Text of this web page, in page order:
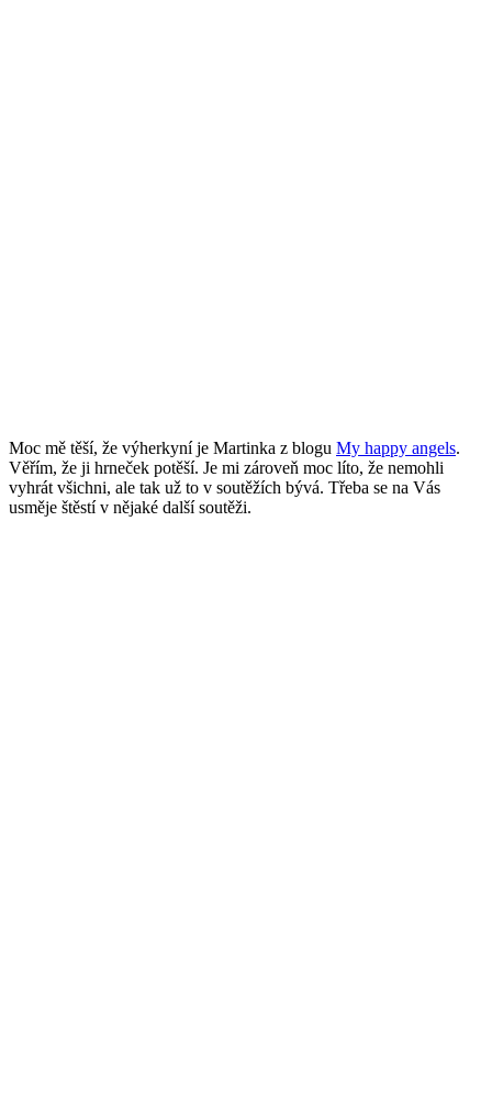
Moc mě těší, že výherkyní je Martinka z blogu My happy angels.
Věřím, že ji hrneček potěší. Je mi zároveň moc líto, že nemohli
vyhrát všichni, ale tak už to v soutěžích bývá. Třeba se na Vás
usměje štěstí v nějaké další soutěži.